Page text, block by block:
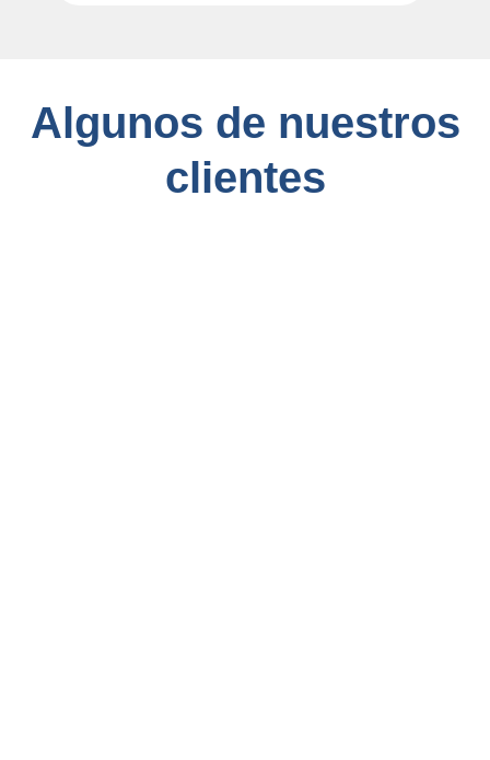
Algunos de nuestros
clientes